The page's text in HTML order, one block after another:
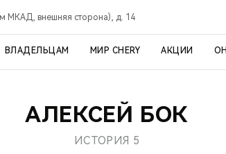
МКАД, внешняя сторона), д. 14
ВЛАДЕЛЬЦАМ МИР CHERY АКЦИИ
АЛЕКСЕЙ БОК
ИСТОРИЯ 5